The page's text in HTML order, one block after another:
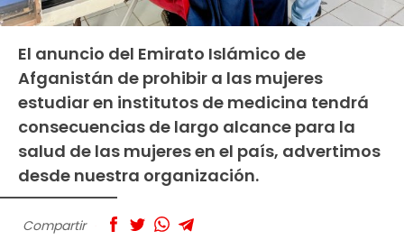
El anuncio del Emirato Islámico de
Afganistán de prohibir a las mujeres
estudiar en institutos de medicina tendrá
consecuencias de largo alcance para la
salud de las mujeres en el país, advertimos
desde nuestra organización.
Compartir